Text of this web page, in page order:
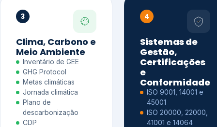
3
Clima, Carbono e
Meio Ambiente
Inventário de GEE
GHG Protocol
Metas climáticas
Jornada climática
Plano de
descarbonização
CDP
4
Sistemas de
Gestão,
Certificações
e
Conformidade
ISO 9001, 14001 e
45001
ISO 20000, 22000,
41001 e 14064